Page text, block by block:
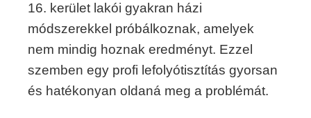
16. kerület lakói gyakran házi
módszerekkel próbálkoznak, amelyek
nem mindig hoznak eredményt. Ezzel
szemben egy profi lefolyótisztítás gyorsan
és hatékonyan oldaná meg a problémát.